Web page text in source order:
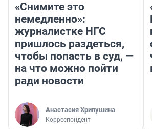
«Снимите это
немедленно»:
журналистке НГС
пришлось раздеться,
чтобы попасть в суд, —
на что можно пойти
ради новости
Анастасия Хрипушина
Корреспондент